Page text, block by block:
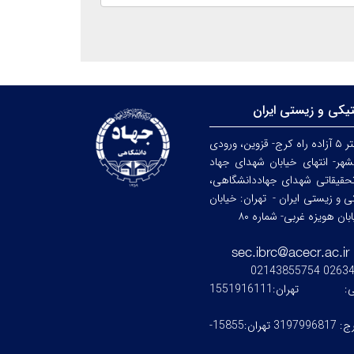
و زیستی ایران
کرج: کیلومتر ۵ آزاده راه کرج- قزوین، ورودی
انتهای خیابان شهدای جهاد
شهدای جهاددانشگاهی،
و زیستی ایران - تهران: خیابان
هویزه غربی- شماره ۸۰
تهران:1551916111
کرج: 3197996817 تهران:15855-